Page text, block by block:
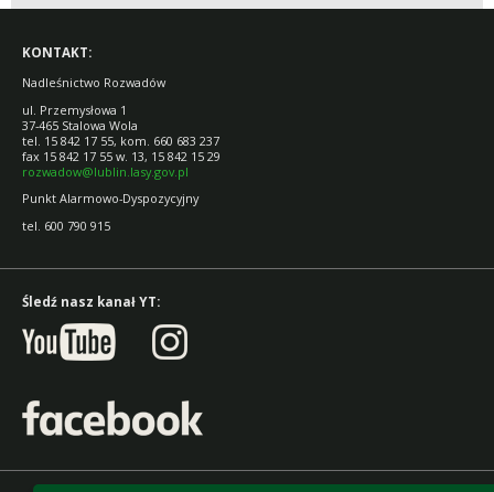
KONTAKT:
Nadleśnictwo Rozwadów
ul. Przemysłowa 1
37-465 Stalowa Wola
tel. 15 842 17 55, kom. 660 683 237
fax 15 842 17 55 w. 13, 15 842 15 29
rozwadow@lublin.lasy.gov.pl
Punkt Alarmowo-Dyspozycyjny
tel. 600 790 915
Śledź nasz kanał YT: